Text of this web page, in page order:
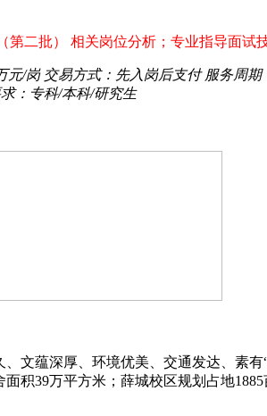
二批） 相关岗位分析；专业指导面试
元/岗 交易方式： 先入岗后支付 服务周期
： 专科/本科/研究生
文蕴深厚、环境优美、交通发达、素
积39万平方米；薛城校区规划占地